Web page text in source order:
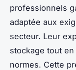
professionnels
adaptée aux
secteur. Leur
stockage tout
normes. Cette